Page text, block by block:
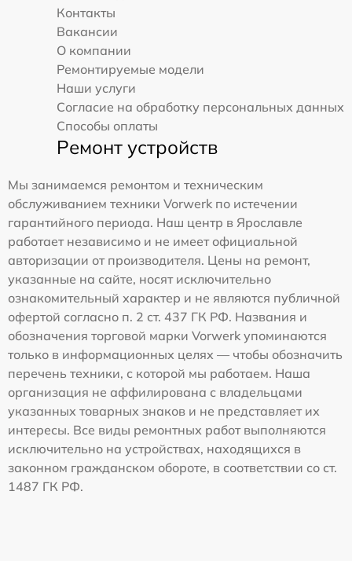
Контакты
Вакансии
О компании
Ремонтируемые модели
Наши услуги
Согласие на обработку персональных данных
Способы оплаты
Ремонт устройств
Мы занимаемся ремонтом и техническим
обслуживанием техники Vorwerk по истечении
гарантийного периода. Наш центр в Ярославле
работает независимо и не имеет официальной
авторизации от производителя. Цены на ремонт,
указанные на сайте, носят исключительно
ознакомительный характер и не являются публичной
офертой согласно п. 2 ст. 437 ГК РФ. Названия и
обозначения торговой марки Vorwerk упоминаются
только в информационных целях — чтобы обозначить
перечень техники, с которой мы работаем. Наша
организация не аффилирована с владельцами
указанных товарных знаков и не представляет их
интересы. Все виды ремонтных работ выполняются
исключительно на устройствах, находящихся в
законном гражданском обороте, в соответствии со ст.
1487 ГК РФ.